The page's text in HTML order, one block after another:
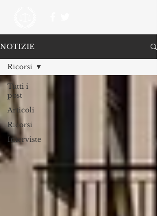
NOTIZIE
Tutti i
post
Articoli
Ricorsi
Interviste
Ricorsi